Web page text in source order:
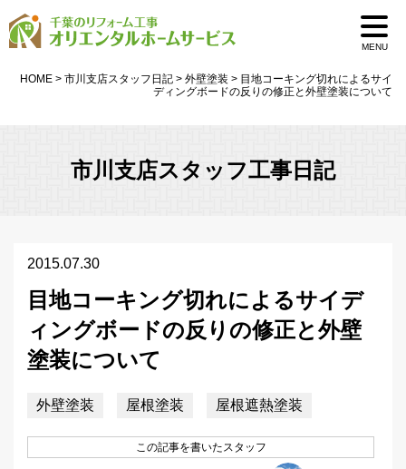
MENU
HOME > 市川支店スタッフ日記 > 外壁塗装 > 目地コーキング切れによるサイ
ディングボードの反りの修正と外壁塗装について
市川支店スタッフ工事日記
2015.07.30
目地コーキング切れによるサイデ
ィングボードの反りの修正と外壁
塗装について
外壁塗装 屋根塗装 屋根遮熱塗装
この記事を書いたスタッフ